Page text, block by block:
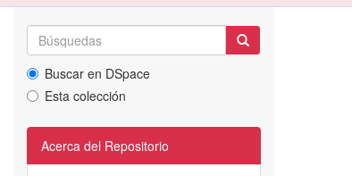
Buscar en DSpace
Esta colección
Acerca del Repositorio